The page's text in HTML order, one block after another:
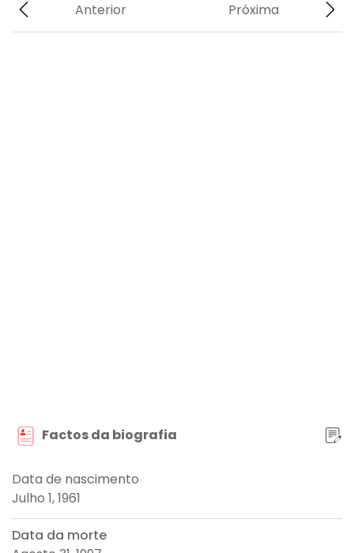
Próxima
Anterior
Factos da biografia
Data de nascimento
Julho 1, 1961
Data da morte